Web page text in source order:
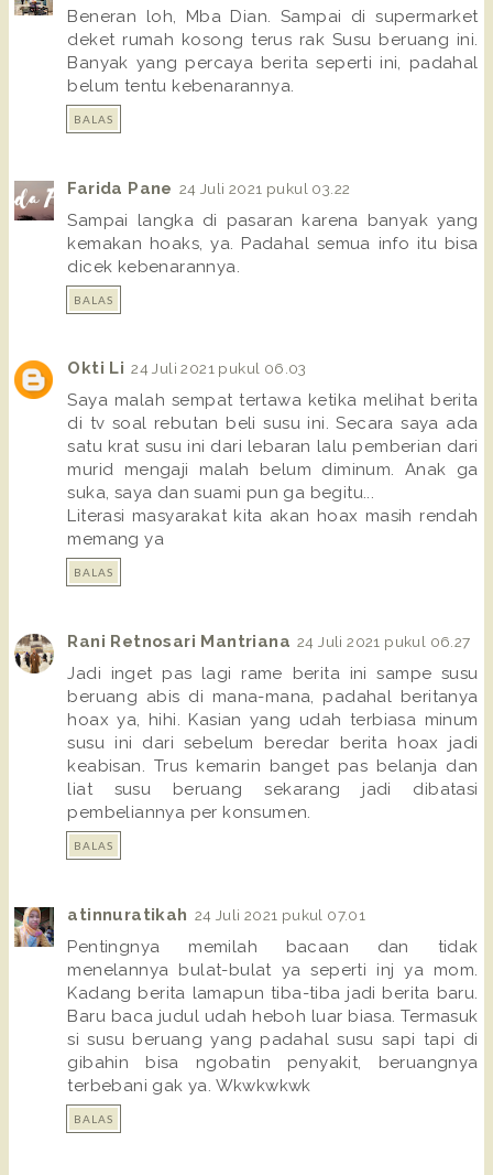
Beneran loh, Mba Dian. Sampai di supermarket
deket rumah kosong terus rak Susu beruang ini.
Banyak yang percaya berita seperti ini, padahal
belum tentu kebenarannya.
BALAS
Farida Pane 24 Juli 2021 pukul 03.22
Sampai langka di pasaran karena banyak yang
kemakan hoaks, ya. Padahal semua info itu bisa
dicek kebenarannya.
BALAS
Okti Li 24 Juli 2021 pukul 06.03
Saya malah sempat tertawa ketika melihat berita
di tv soal rebutan beli susu ini. Secara saya ada
satu krat susu ini dari lebaran lalu pemberian dari
murid mengaji malah belum diminum. Anak ga
suka, saya dan suami pun ga begitu...
Literasi masyarakat kita akan hoax masih rendah
memang ya
BALAS
Rani Retnosari Mantriana 24 Juli 2021 pukul 06.27
Jadi inget pas lagi rame berita ini sampe susu
beruang abis di mana-mana, padahal beritanya
hoax ya, hihi. Kasian yang udah terbiasa minum
susu ini dari sebelum beredar berita hoax jadi
keabisan. Trus kemarin banget pas belanja dan
liat susu beruang sekarang jadi dibatasi
pembeliannya per konsumen.
BALAS
atinnuratikah 24 Juli 2021 pukul 07.01
Pentingnya memilah bacaan dan tidak
menelannya bulat-bulat ya seperti inj ya mom.
Kadang berita lamapun tiba-tiba jadi berita baru.
Baru baca judul udah heboh luar biasa. Termasuk
si susu beruang yang padahal susu sapi tapi di
gibahin bisa ngobatin penyakit, beruangnya
terbebani gak ya. Wkwkwkwk
BALAS